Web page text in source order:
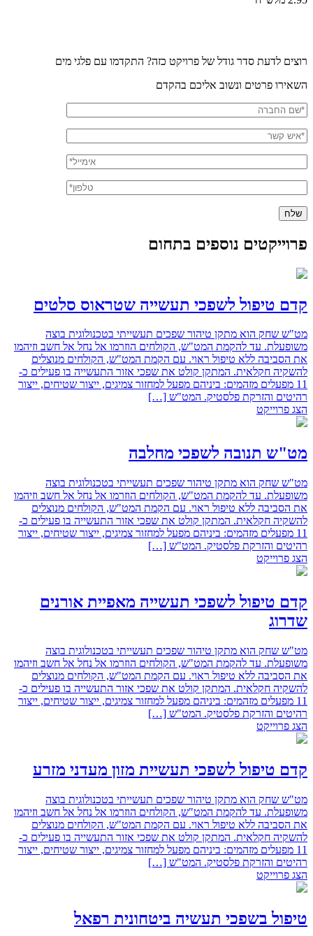
רוצים לדעת סדר גודל של פרויקט כזה? התקדמו עם פלגי מים
השאירו פרטים ונשוב אליכם בהקדם
פרוייקטים נוספים בתחום
קדם טיפול לשפכי תעשייה שטראוס סלטים
מט"ש שחק הוא מתקן טיהור שפכים תעשייתי בטכנולוגית בוצה
משופעלת.‏ עד להקמת המט"ש, הקולחים הוזרמו אל נחל אל חשב וזיהמו
את הסביבה ללא טיפול ראוי. ‏עם הקמת המט"ש, הקולחים מנוצלים
להשקיה חקלאית.‏ המתקן קולט את שפכי אזור התעשייה בו פעילים כ-
11 מפעלים מזהמים: ביניהם מפעל ‏למחזור צמיגים, ייצור שטיחים, ייצור
רהיטים והזרקת פלסטיק. המט"ש […]
הצג פרוייקט
מט"ש תנובה לשפכי מחלבה
מט"ש שחק הוא מתקן טיהור שפכים תעשייתי בטכנולוגית בוצה
משופעלת.‏ עד להקמת המט"ש, הקולחים הוזרמו אל נחל אל חשב וזיהמו
את הסביבה ללא טיפול ראוי. ‏עם הקמת המט"ש, הקולחים מנוצלים
להשקיה חקלאית.‏ המתקן קולט את שפכי אזור התעשייה בו פעילים כ-
11 מפעלים מזהמים: ביניהם מפעל ‏למחזור צמיגים, ייצור שטיחים, ייצור
רהיטים והזרקת פלסטיק. המט"ש […]
הצג פרוייקט
קדם טיפול לשפכי תעשייה מאפיית אורנים
שדרוג
מט"ש שחק הוא מתקן טיהור שפכים תעשייתי בטכנולוגית בוצה
משופעלת.‏ עד להקמת המט"ש, הקולחים הוזרמו אל נחל אל חשב וזיהמו
את הסביבה ללא טיפול ראוי. ‏עם הקמת המט"ש, הקולחים מנוצלים
להשקיה חקלאית.‏ המתקן קולט את שפכי אזור התעשייה בו פעילים כ-
11 מפעלים מזהמים: ביניהם מפעל ‏למחזור צמיגים, ייצור שטיחים, ייצור
רהיטים והזרקת פלסטיק. המט"ש […]
הצג פרוייקט
קדם טיפול לשפכי תעשיית מזון מעדני מזרע
מט"ש שחק הוא מתקן טיהור שפכים תעשייתי בטכנולוגית בוצה
משופעלת.‏ עד להקמת המט"ש, הקולחים הוזרמו אל נחל אל חשב וזיהמו
את הסביבה ללא טיפול ראוי. ‏עם הקמת המט"ש, הקולחים מנוצלים
להשקיה חקלאית.‏ המתקן קולט את שפכי אזור התעשייה בו פעילים כ-
11 מפעלים מזהמים: ביניהם מפעל ‏למחזור צמיגים, ייצור שטיחים, ייצור
רהיטים והזרקת פלסטיק. המט"ש […]
הצג פרוייקט
טיפול בשפכי תעשיה ביטחונית רפאל